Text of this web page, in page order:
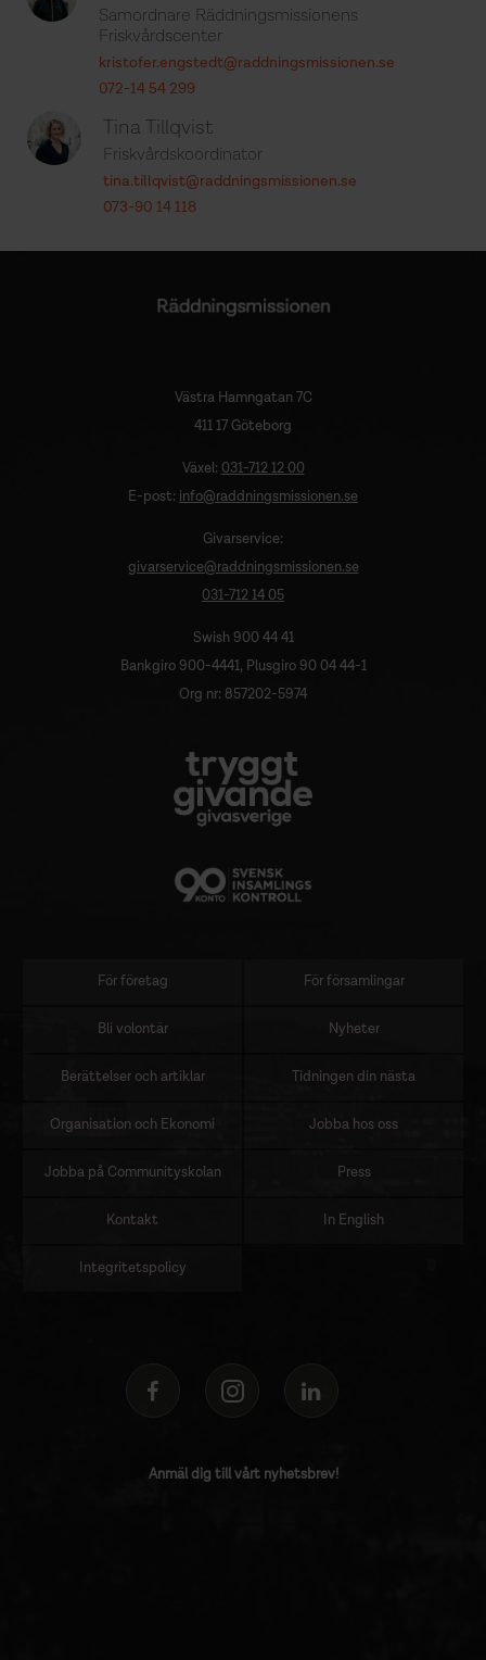
Samordnare Räddningsmissionens
Friskvårdscenter
kristofer.engstedt@raddningsmissionen.se
072-14 54 299
Tina Tillqvist
Friskvårdskoordinator
tina.tillqvist@raddningsmissionen.se
073-90 14 118
Västra Hamngatan 7C
411 17 Göteborg
Växel: 031-712 12 00
E-post: info@raddningsmissionen.se
Givarservice:
givarservice@raddningsmissionen.se
031-712 14 05
Swish 900 44 41
Bankgiro 900-4441, Plusgiro 90 04 44-1
Org nr: 857202-5974
Sidomeny
För företag För församlingar
Bli volontär Nyheter
Berättelser och artiklar Tidningen din nästa
Organisation och Ekonomi Jobba hos oss
Jobba på Communityskolan Press
Kontakt In English
Integritetspolicy
Anmäl dig till vårt nyhetsbrev!